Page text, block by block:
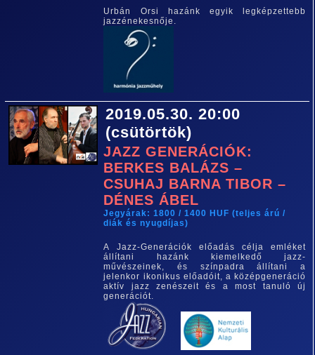
Urbán Orsi hazánk egyik legképzettebb
jazzénekesnője.
2019.05.30. 20:00
(csütörtök)
JAZZ GENERÁCIÓK:
BERKES BALÁZS –
CSUHAJ BARNA TIBOR –
DÉNES ÁBEL
Jegyárak: 1800 / 1400 HUF (teljes árú /
diák és nyugdíjas)
A Jazz-Generációk előadás célja emléket
állítani hazánk kiemelkedő jazz-
művészeinek, és színpadra állítani a
jelenkor ikonikus előadóit, a középgeneráció
aktív jazz zenészeit és a most tanuló új
generációt.